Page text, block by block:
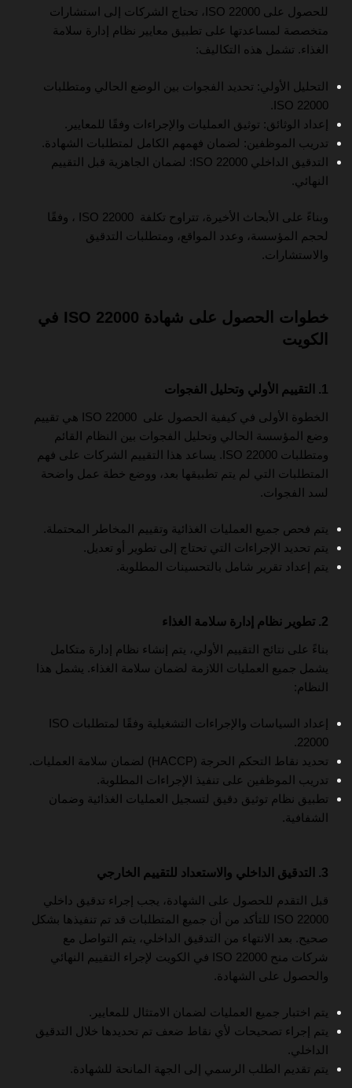
للحصول على ISO 22000، تحتاج الشركات إلى استشارات
متخصصة لمساعدتها على تطبيق معايير نظام إدارة سلامة
الغذاء. تشمل هذه التكاليف:
التحليل الأولي: تحديد الفجوات بين الوضع الحالي ومتطلبات
ISO 22000.
إعداد الوثائق: توثيق العمليات والإجراءات وفقًا للمعايير.
تدريب الموظفين: لضمان فهمهم الكامل لمتطلبات الشهادة.
التدقيق الداخلي ISO 22000: لضمان الجاهزية قبل التقييم
النهائي.
وبناءً على الأبحاث الأخيرة، تتراوح تكلفة ISO 22000 ، وفقًا
لحجم المؤسسة، وعدد المواقع، ومتطلبات التدقيق
والاستشارات.
خطوات الحصول على شهادة ISO 22000 في
الكويت
1. التقييم الأولي وتحليل الفجوات
الخطوة الأولى في كيفية الحصول على ISO 22000 هي تقييم
وضع المؤسسة الحالي وتحليل الفجوات بين النظام القائم
ومتطلبات ISO 22000. يساعد هذا التقييم الشركات على فهم
المتطلبات التي لم يتم تطبيقها بعد، ووضع خطة عمل واضحة
لسد الفجوات.
يتم فحص جميع العمليات الغذائية وتقييم المخاطر المحتملة.
يتم تحديد الإجراءات التي تحتاج إلى تطوير أو تعديل.
يتم إعداد تقرير شامل بالتحسينات المطلوبة.
2. تطوير نظام إدارة سلامة الغذاء
بناءً على نتائج التقييم الأولي، يتم إنشاء نظام إدارة متكامل
يشمل جميع العمليات اللازمة لضمان سلامة الغذاء. يشمل هذا
النظام:
إعداد السياسات والإجراءات التشغيلية وفقًا لمتطلبات ISO
22000.
تحديد نقاط التحكم الحرجة (HACCP) لضمان سلامة العمليات.
تدريب الموظفين على تنفيذ الإجراءات المطلوبة.
تطبيق نظام توثيق دقيق لتسجيل العمليات الغذائية وضمان
الشفافية.
3. التدقيق الداخلي والاستعداد للتقييم الخارجي
قبل التقدم للحصول على الشهادة، يجب إجراء تدقيق داخلي
ISO 22000 للتأكد من أن جميع المتطلبات قد تم تنفيذها بشكل
صحيح. بعد الانتهاء من التدقيق الداخلي، يتم التواصل مع
شركات منح ISO 22000 في الكويت لإجراء التقييم النهائي
والحصول على الشهادة.
يتم اختبار جميع العمليات لضمان الامتثال للمعايير.
يتم إجراء تصحيحات لأي نقاط ضعف تم تحديدها خلال التدقيق
الداخلي.
يتم تقديم الطلب الرسمي إلى الجهة المانحة للشهادة.